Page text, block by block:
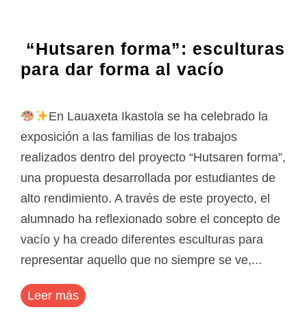
“Hutsaren forma”: esculturas
para dar forma al vacío
En Lauaxeta Ikastola se ha celebrado la
exposición a las familias de los trabajos
realizados dentro del proyecto “Hutsaren forma”,
una propuesta desarrollada por estudiantes de
alto rendimiento. A través de este proyecto, el
alumnado ha reflexionado sobre el concepto de
vacío y ha creado diferentes esculturas para
representar aquello que no siempre se ve,...
Leer más